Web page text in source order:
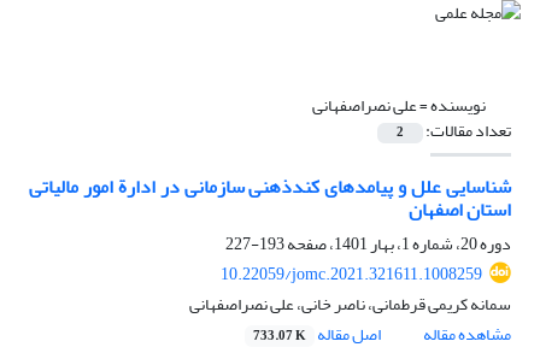
نویسنده =علی نصراصفهانی
تعداد مقالات: 2
شناسایی علل و پیامدهای کندذهنی سازمانی در ادارة امور مالیاتی
استان اصفهان
دوره 20، شماره 1، بهار 1401، صفحه
193-227
10.22059/jomc.2021.321611.1008259
سمانه کریمی قرطمانی، ناصر خانی، علی نصراصفهانی
مشاهده مقاله
اصل مقاله 733.07 K